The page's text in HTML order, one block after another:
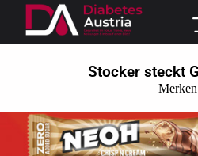
Stocker steckt
Merken